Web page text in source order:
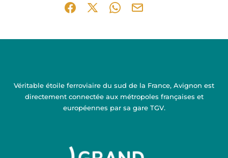
Partager sur Facebook (nouvelle fenêtre)
Partager sur X / Twitter (nouvelle
Partager sur WhatsApp
Partager par mail
Véritable étoile ferroviaire du sud de la France, Avignon est
directement connectée aux métropoles françaises et
européennes par sa gare TGV.